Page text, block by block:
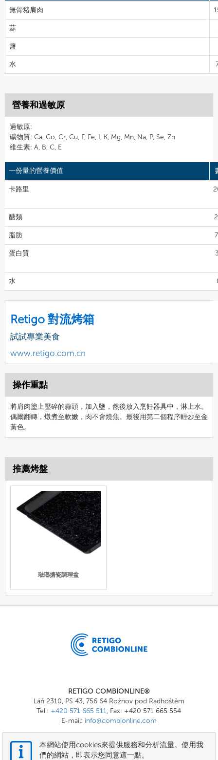
無骨豬肩肉
蒜
鹽
水
營養和過敏原
過敏原:
礦物質: Ca, Co, Cr, Cu, F, Fe, I, K, Mg, Mn, Na, P, Se, Zn
維生素: A, B, C, E
一份量的營養價值
卡路里
醣類
脂肪
蛋白質
水
Retigo 對流烤箱
試試專業美食
www.retigo.com.cn
操作重點
將肩肉塗上壓碎的蒜頭，加入鹽，然後放入烹飪器具中，淋上水。
偶爾翻轉，燉煮至軟嫩，肉不會燒焦。最後用第二個程序輕炒至金
黃色。
推薦烤盤
琺瑯搪瓷調理盆
RETIGO COMBIONLINE®
Láň 2310, PS 43, 756 64 Rožnov pod Radhoštěm
Tel.: +420 571 665 511, Fax: +420 571 665 554
E-mail: info@combionline.com
OnlineMenu
本網站使用cookies來提供服務和分析流量。使用我
們的網站，即表示您同意這一點。